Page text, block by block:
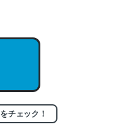
entry/2023/03/27
１） - conceptualization
チェック！